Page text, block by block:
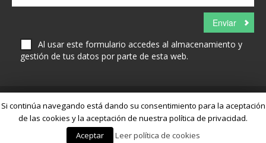
Al usar este formulario accedes al almacenamiento y
gestión de tus datos por parte de esta web.
Si continúa navegando está dando su consentimiento para la aceptación
de las cookies y la aceptación de nuestra política de privacidad.
Aceptar
Leer política de cookies